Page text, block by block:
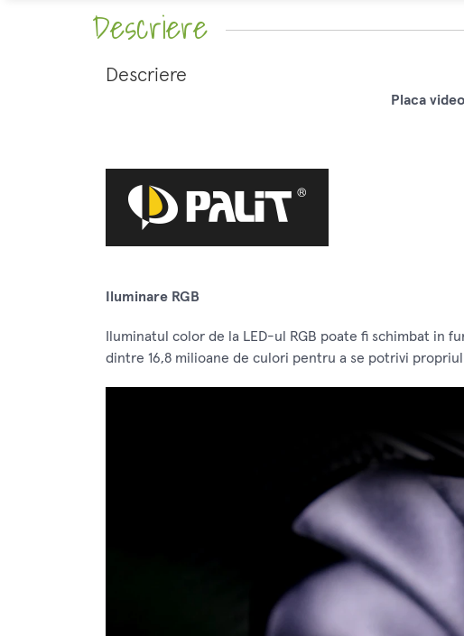
Descriere
Descriere
Placa
Iluminare RGB
Iluminatul color de la LED-ul RGB poate fi schimbat in
dintre 16,8 milioane de culori pentru a se potrivi